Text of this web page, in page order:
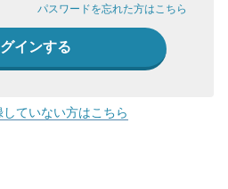
パスワードを忘れた方はこちら
していない方はこちら